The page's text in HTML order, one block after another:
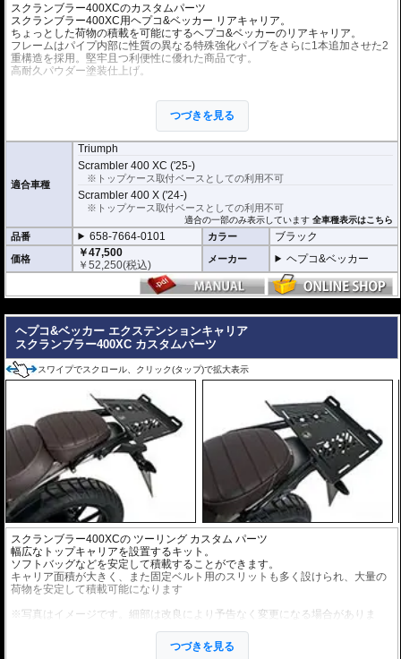
スクランブラー400XCのカスタムパーツ
スクランブラー400XC用ヘプコ&ベッカー リアキャリア。
ちょっとした荷物の積載を可能にするヘプコ&ベッカーのリアキャリア。
フレームはパイプ内部に性質の異なる特殊強化パイプをさらに1本追加させた2
重構造を採用。堅牢且つ利便性に優れた商品です。
高耐久パウダー塗装仕上げ。
つづきを見る
適合車種
Triumph
Scrambler 400 XC ('25-)
※トップケース取付ベースとしての利用不可
Scrambler 400 X ('24-)
※トップケース取付ベースとしての利用不可
適合の一部のみ表示しています全車種表示はこちら
品番 658-7664-0101 カラー ブラック
価格
￥47,500
￥52,250(税込) メーカー ヘプコ&ベッカー
ヘプコ&ベッカー エクステンションキャリア
スクランブラー400XC カスタムパーツ
スワイプでスクロール、クリック(タップ)で拡大表示
スクランブラー400XCの ツーリング カスタム パーツ
幅広なトップキャリアを設置するキット。
ソフトバッグなどを安定して積載することができます。
キャリア面積が大きく、また固定ベルト用のスリットも多く設けられ、大量の
荷物を安定して積載可能になります
※写真はイメージです。細部は改良により予告なく変更になる場合がありま
※取り付けた際に干渉物が無いか 御購入前に予めご確認下さい。
つづきを見る